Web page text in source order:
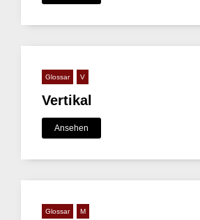
Glossar V
Vertikal
Ansehen
Glossar M